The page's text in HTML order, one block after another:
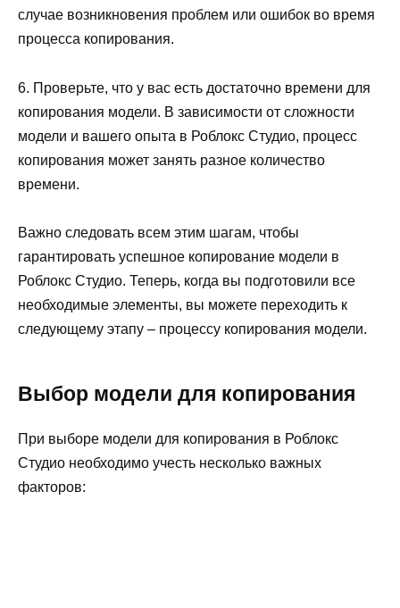
случае возникновения проблем или ошибок во время
процесса копирования.
6. Проверьте, что у вас есть достаточно времени для
копирования модели. В зависимости от сложности
модели и вашего опыта в Роблокс Студио, процесс
копирования может занять разное количество
времени.
Важно следовать всем этим шагам, чтобы
гарантировать успешное копирование модели в
Роблокс Студио. Теперь, когда вы подготовили все
необходимые элементы, вы можете переходить к
следующему этапу – процессу копирования модели.
Выбор модели для копирования
При выборе модели для копирования в Роблокс
Студио необходимо учесть несколько важных
факторов: